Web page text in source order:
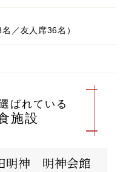
／友人席36名）
ばれている
施設
明神 明神会館